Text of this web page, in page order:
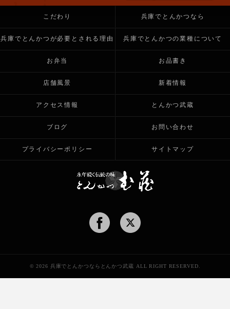
こだわり 兵庫でとんかつなら
兵庫でとんかつが必要とされる理由 兵庫でとんかつの業種について
お弁当 お品書き
店舗風景 新着情報
アクセス情報 とんかつ武蔵
ブログ お問い合わせ
プライバシーポリシー サイトマップ
© 2026 兵庫でとんかつならとんかつ武蔵 ALL RIGHT RESERVED.